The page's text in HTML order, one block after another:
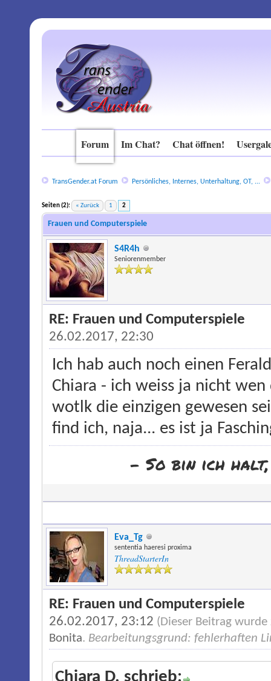
Forum Im Chat? Chat öffnen!
TransGender.at Forum Persönliches, Internes, Unterhaltung, OT, ...
Seiten (2): « Zurück 1 2
Frauen und Computerspiele
S4R4h
Seniorenmember
RE: Frauen und Computerspiele
26.02.2017, 22:30
Ich hab auch noch einen
Chiara - ich weiss ja nicht
wotlk die einzigen gewesen
find ich, naja... es ist ja
- So bin ich
Eva_Tg
sententia haeresi proxima
ThreadStarterIn
RE: Frauen und Computerspiele
26.02.2017, 23:12 (Dieser Beitrag
Bonita. Bearbeitungsgrund: fehlerhaften
Chiara D. schrieb: